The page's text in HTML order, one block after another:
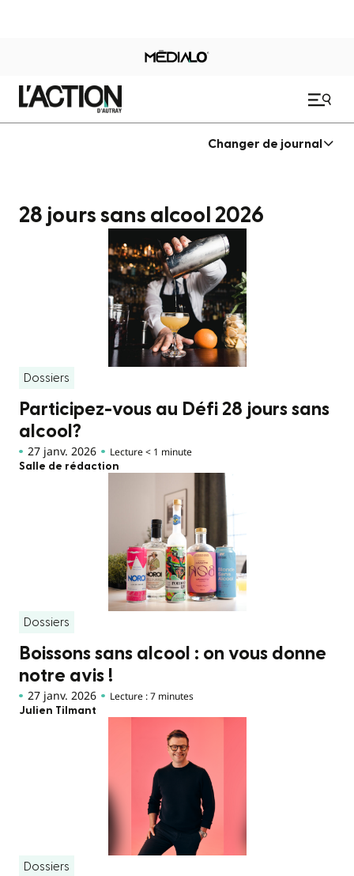
Changer de journal
28 jours sans alcool 2026
Dossiers
Participez-vous au Défi 28 jours sans
alcool?
27 janv. 2026 Lecture < 1 minute
Salle de rédaction
Dossiers
Boissons sans alcool : on vous donne
notre avis !
27 janv. 2026 Lecture : 7 minutes
Julien Tilmant
Dossiers